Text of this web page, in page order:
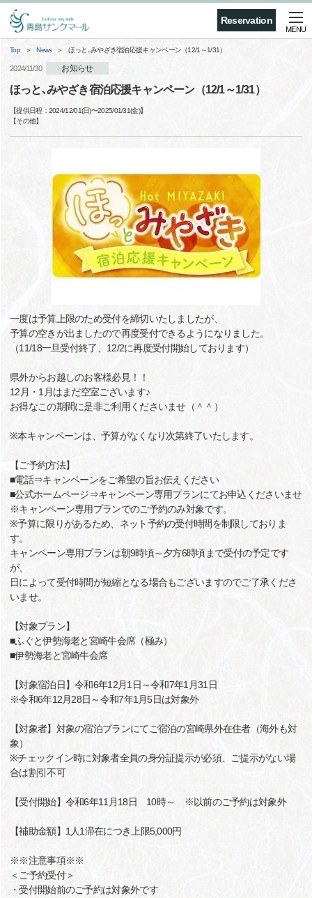
Reservation
MENU
Top News ほっと､みやざき宿泊応援キャンペーン（12/1～1/31）
2024/11/30 お知らせ
ほっと､みやざき宿泊応援キャンペーン（12/1～1/31）
【提供日程： 2024/12/01(日)〜2025/01/31(金)】
【その他】
一度は予算上限のため受付を締切いたしましたが、
予算の空きが出ましたので再度受付できるようになりました。
（11/18一旦受付終了、12/2に再度受付開始しております）
県外からお越しのお客様必見！！
12月・1月はまだ空室ございます♪
お得なこの期間に是非ご利用くださいませ（＾＾）
※本キャンペーンは、予算がなくなり次第終了いたします。
【ご予約方法】
■電話⇒キャンペーンをご希望の旨お伝えください
■公式ホームページ⇒キャンペーン専用プランにてお申込くださいませ
※キャンペーン専用プランでのご予約のみ対象です。
※予算に限りがあるため、ネット予約の受付時間を制限しておりま
す。
キャンペーン専用プランは朝9時頃～夕方6時頃まで受付の予定です
が、
日によって受付時間が短縮となる場合もございますのでご了承くださ
いませ。
【対象プラン】
■ふぐと伊勢海老と宮崎牛会席（極み）
■伊勢海老と宮崎牛会席
【対象宿泊日】令和6年12月1日～令和7年1月31日
※令和6年12月28日～令和7年1月5日は対象外
【対象者】対象の宿泊プランにてご宿泊の宮崎県外在住者（海外も対
象）
※チェックイン時に対象者全員の身分証提示が必須、ご提示がない場
合は割引不可
【受付開始】令和6年11月18日 10時～ ※以前のご予約は対象外
【補助金額】1人1滞在につき上限5,000円
※※注意事項※※
＜ご予約受付＞
・受付開始前のご予約は対象外です